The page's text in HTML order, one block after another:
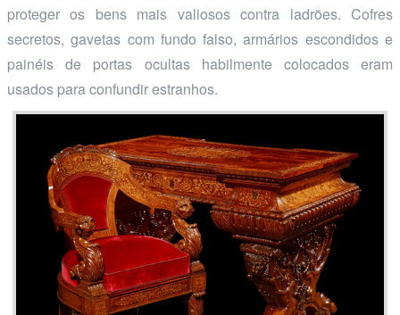
proteger os bens mais valiosos contra ladrões. Cofres
secretos, gavetas com fundo falso, armários escondidos e
painéis de portas ocultas habilmente colocados eram
usados para confundir estranhos.